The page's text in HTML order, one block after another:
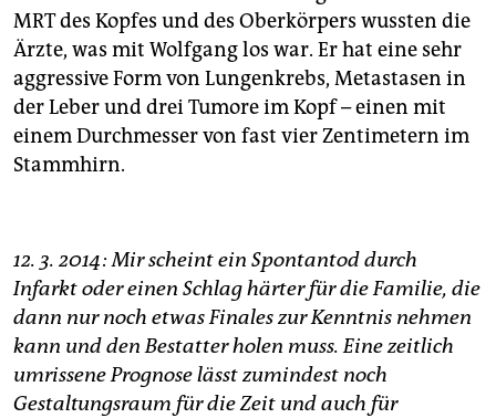
MRT des Kopfes und des Oberkörpers wussten die
Ärzte, was mit Wolfgang los war. Er hat eine sehr
aggressive Form von Lungenkrebs, Metastasen in
der Leber und drei Tumore im Kopf – einen mit
einem Durchmesser von fast vier Zentimetern im
Stammhirn.
12. 3. 2014: Mir scheint ein Spontantod durch
Infarkt oder einen Schlag härter für die Familie, die
dann nur noch etwas Finales zur Kenntnis nehmen
kann und den Bestatter holen muss. Eine zeitlich
umrissene Prognose lässt zumindest noch
Gestaltungsraum für die Zeit und auch für